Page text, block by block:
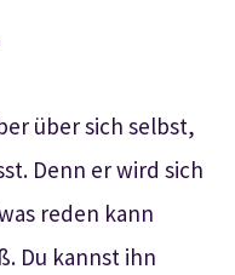
über sich selbst,
Denn er wird sich
reden kann
Du kannst ihn